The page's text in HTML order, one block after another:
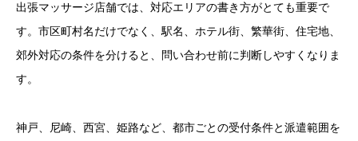
出張マッサージ店舗では、対応エリアの書き方がとても重要で
す。市区町村名だけでなく、駅名、ホテル街、繁華街、住宅地、
郊外対応の条件を分けると、問い合わせ前に判断しやすくなりま
す。
神戸、尼崎、西宮、姫路など、都市ごとの受付条件と派遣範囲を